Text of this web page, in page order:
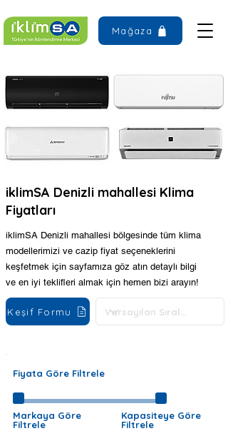
Mağaza
iklimSA Denizli mahallesi Klima
Fiyatları
iklimSA Denizli mahallesi bölgesinde tüm klima
modellerimizi ve cazip fiyat seçeneklerini
keşfetmek için sayfamıza göz atın detaylı bilgi
ve en iyi teklifleri almak için hemen bizi arayın!
Keşif Formu
Fiyata Göre Filtrele
Markaya Göre
Filtrele
Kapasiteye Göre
Filtrele